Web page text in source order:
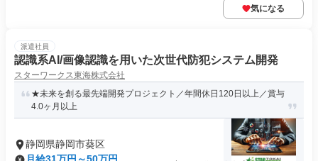
気になる
派遣社員
認識系AI/画像認識を用いた次世代防犯システム開発
スターワークス東海株式会社
★未来を創る最先端開発プロジェクト／年間休日120日以上／賞与
4.0ヶ月以上
静岡県静岡市葵区